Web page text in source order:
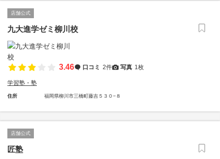
店舗公式
九大進学ゼミ柳川校
3.46 口コミ 2件 写真 1枚
学習塾・塾
住所 福岡県柳川市三橋町藤吉５３０−８
店舗公式
匠塾